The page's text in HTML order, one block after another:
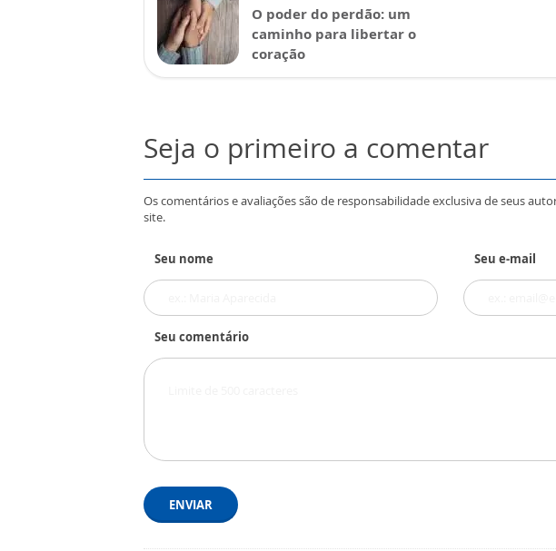
O poder do perdão: um
caminho para libertar o
coração
Seja o primeiro a comentar
Os comentários e avaliações são de responsabilidade exclusiva de seus
site.
Seu nome Seu e-mail
Seu comentário
ENVIAR